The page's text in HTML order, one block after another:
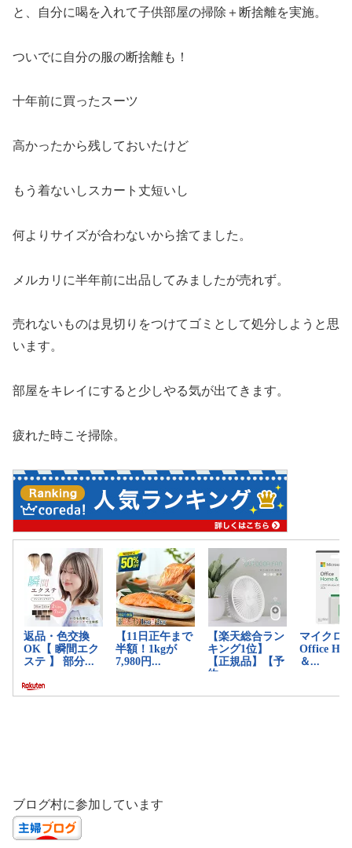
と、自分に喝を入れて子供部屋の掃除＋断捨離を実施。
ついでに自分の服の断捨離も！
十年前に買ったスーツ
高かったから残しておいたけど
もう着ないしスカート丈短いし
何よりサイズが合わないから捨てました。
メルカリに半年前に出品してみましたが売れず。
売れないものは見切りをつけてゴミとして処分しようと思
います。
部屋をキレイにすると少しやる気が出てきます。
疲れた時こそ掃除。
ブログ村に参加しています